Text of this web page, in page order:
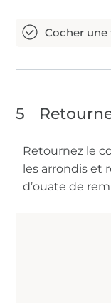
5
Retournez le
les arrondis et
d’ouate de